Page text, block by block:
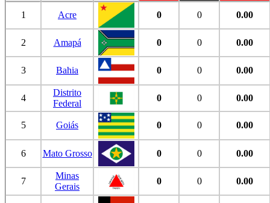
1 Acre 0 0 0.00
2 Amapá 0 0 0.00
3 Bahia 0 0 0.00
4
Distrito
Federal
0 0 0.00
5 Goiás 0 0 0.00
6 Mato Grosso 0 0 0.00
7
Minas
Gerais
0 0 0.00